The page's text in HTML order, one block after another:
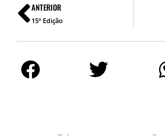
ANTERIOR
15ª Edição